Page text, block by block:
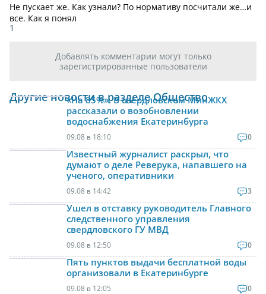
Не пускает же. Как узнали? По нормативу посчитали же…и
все. Как я понял
1
Добавлять комментарии могут только
зарегистрированные пользователи
Другие новости в разделе Общество
«На 85%». В свердловском МинЖКХ
рассказали о возобновлении
водоснабжения Екатеринбурга
09.08 в 18:10 0
Известный журналист раскрыл, что
думают о деле Реверука, напавшего на
ученого, оперативники
09.08 в 14:42 3
Ушел в отставку руководитель Главного
следственного управления
свердловского ГУ МВД
09.08 в 12:50 0
Пять пунктов выдачи бесплатной воды
организовали в Екатеринбурге
09.08 в 12:05 0